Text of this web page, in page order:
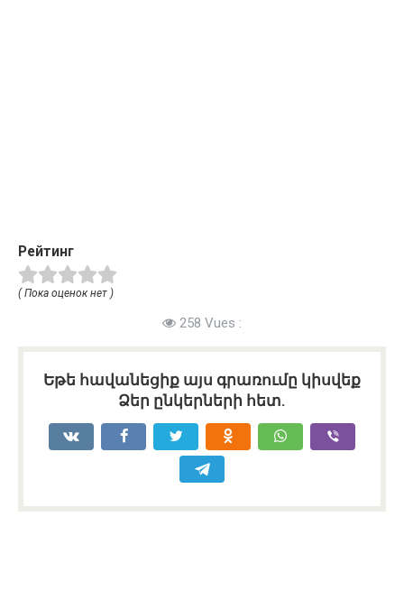
Рейтинг
( Пока оценок нет )
258 Vues :
Եթե հավանեցիք այս գրառումը կիսվեք
Ձեր ընկերների հետ.